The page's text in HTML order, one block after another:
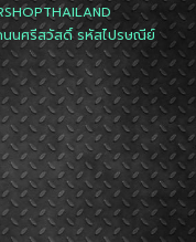
นศรีสวัสดิ์ รหัสไปรษณีย์